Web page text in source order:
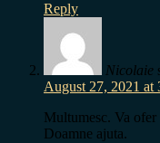
Reply
Nicolaie
August 27, 2021 at
Multumesc. Va ofer
Doamne ajuta.